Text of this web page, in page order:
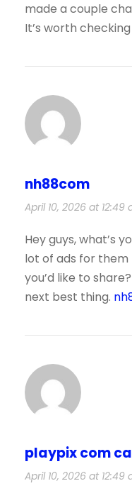
made a couple
It’s worth checking
nh88com
April 10, 2026 at 12:49
Hey guys, what’s
lot of ads for them
you’d like to
next best thing.
playpix com
April 10, 2026 at 12:49